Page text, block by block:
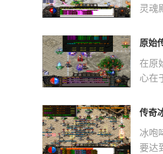
灵魂
原始
在原
心在
传奇
冰咆
要达